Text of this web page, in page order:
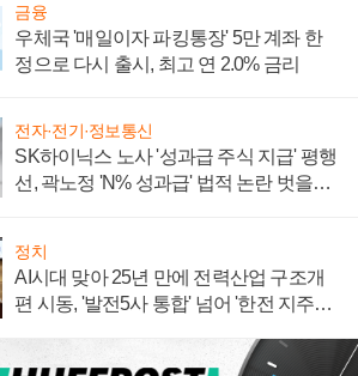
금융
우체국 '매일이자 파킹통장' 5만 계좌 한
정으로 다시 출시, 최고 연 2.0% 금리
전자·전기·정보통신
SK하이닉스 노사 '성과급 주식 지급' 평행
선, 곽노정 'N% 성과급' 법적 논란 벗을지
정치
AI시대 맞아 25년 만에 전력산업 구조개
편 시동, '발전5사 통합' 넘어 '한전 지주사'